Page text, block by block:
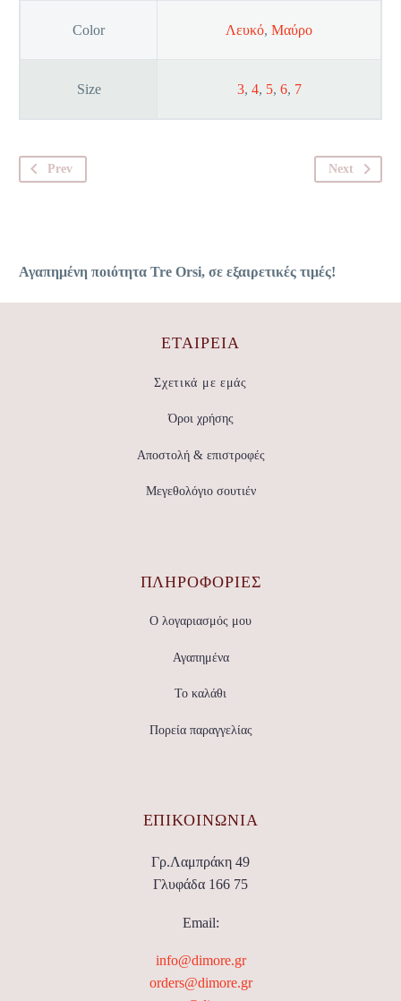
Color Λευκό, Μαύρο
Size 3, 4, 5, 6, 7
Prev Next
Αγαπημένη ποιότητα Tre Orsi, σε εξαιρετικές τιμές!
ΕΤΑΙΡΕΊΑ
Σχετικά με εμάς
Όροι χρήσης
Αποστολή & επιστροφές
Μεγεθολόγιο σουτιέν
ΠΛΗΡΟΦΟΡΙΕΣ
Ο λογαριασμός μου
Αγαπημένα
Το καλάθι
Πορεία παραγγελίας
ΕΠΙΚΟΙΝΩΝΊΑ
Γρ.Λαμπράκη 49
Γλυφάδα 166 75
Email:
info@dimore.gr
orders@dimore.gr